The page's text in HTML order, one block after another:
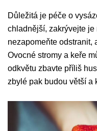
Důležitá je péče o
chladnější, zakrývejte
nezapomeňte odstranit,
Ovocné stromy a keře
odkvětu zbavte příliš
zbylé pak budou větší a